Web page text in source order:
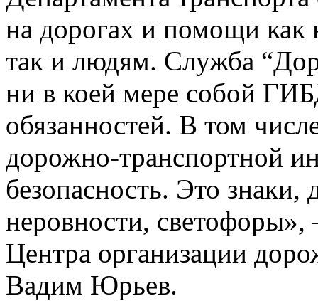
на дорогах и помощи
так и людям. Служба
ни в коей мере собой
обязанностей. В том
дорожно-транспортной
безопасность. Это
неровности, светофоры»,
Центра организации
Вадим Юрьев.